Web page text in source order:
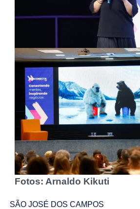
Fotos: Arnaldo Kikuti
SÃO JOSÉ DOS CAMPOS